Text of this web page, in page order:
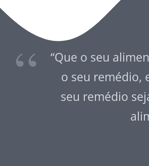
“Que o seu
o seu remédio,
seu remédio